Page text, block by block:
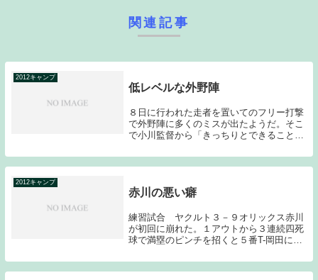
関連記事
2012キャンプ
低レベルな外野陣
８日に行われた走者を置いてのフリー打撃
で外野陣に多くのミスが出たようだ。そこ
で小川監督から「きっちりとできることを
ルが低いかなと思う」との厳しい発言があ
った。細かい情報は分からないのだが、青
2012キャンプ
赤川の悪い癖
練習試合 ヤクルト３－９オリックス赤川
が初回に崩れた。１アウトから３連続四死
球で満塁のピンチを招くと５番T-岡田に満
以降は粘りのピッチングを見せ、結局４回
で被安打５、与四球３で４失点という結果